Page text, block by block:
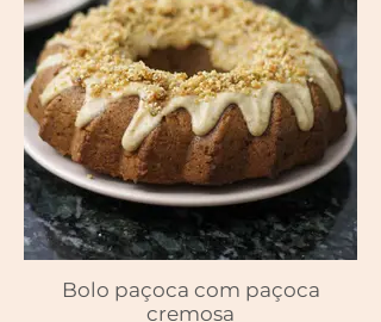
Bolo paçoca com paçoca
cremosa